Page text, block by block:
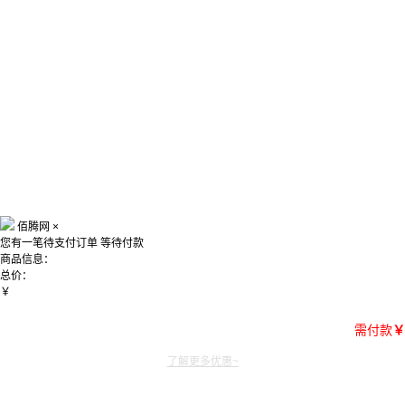
佰腾网 ×
您有一笔待支付订单 等待付款
商品信息：
总价：
￥
需付款￥
了解更多优惠~